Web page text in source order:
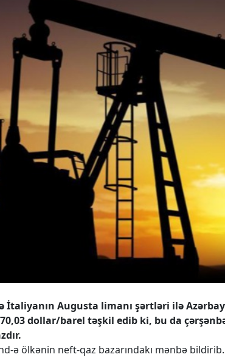
İtaliyanın Augusta limanı şərtləri ilə
dollar/barel təşkil edib ki, bu da
ə ölkənin neft-qaz bazarındakı mənbə bildirib.